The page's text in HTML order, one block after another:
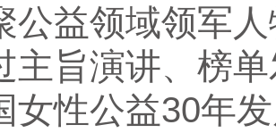
公益领域领军
主旨演讲、榜
女性公益30年